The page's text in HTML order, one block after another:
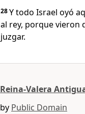
28Y todo Israel oyó
al rey, porque vieron
juzgar.
Reina-Valera
by Public Domain